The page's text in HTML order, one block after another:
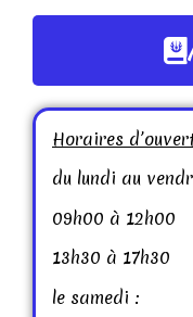
Horaires
du lundi au
09h00 à 12h00
13h30 à 17h30
le samedi :